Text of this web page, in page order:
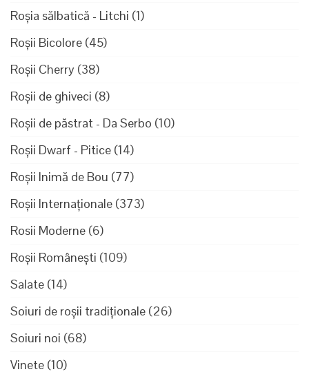
Roșia sălbatică - Litchi (1)
Roșii Bicolore (45)
Roșii Cherry (38)
Roșii de ghiveci (8)
Roșii de păstrat - Da Serbo (10)
Roșii Dwarf - Pitice (14)
Roșii Inimă de Bou (77)
Roșii Internaționale (373)
Rosii Moderne (6)
Roșii Românești (109)
Salate (14)
Soiuri de roșii tradiționale (26)
Soiuri noi (68)
Vinete (10)